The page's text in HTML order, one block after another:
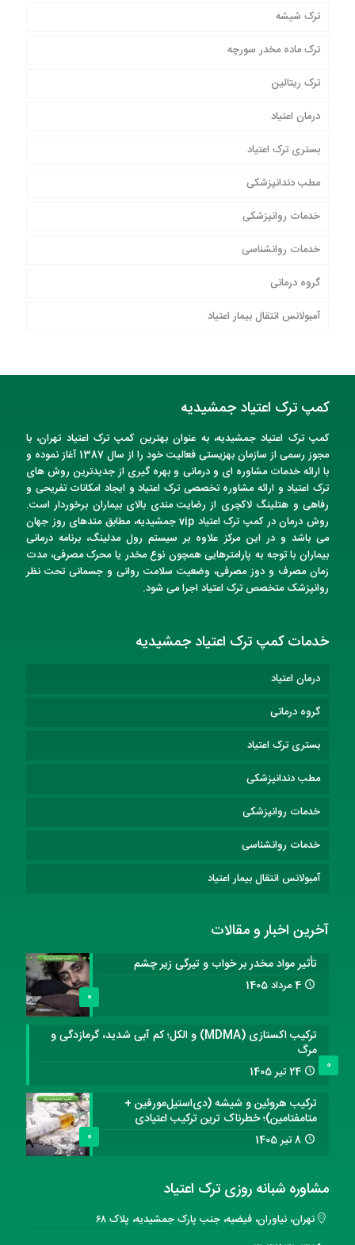
ترک شیشه
ترک ماده مخدر سورچه
ترک ریتالین
درمان اعتیاد
بستری ترک اعتیاد
مطب دندانپزشکی
خدمات روانپزشکی
خدمات روانشناسی
گروه درمانی
آمبولانس انتقال بیمار اعتیاد
کمپ ترک اعتیاد جمشیدیه
کمپ ترک اعتیادجمشیدیه، به عنوانبهترین کمپ ترک اعتیاد تهران، با
مجوز رسمی از سازمان بهزیستی فعالیت خود را از سال 1387 آغاز نموده و
با ارائه خدمات مشاوره ای و درمانی و بهره گیری از جدیدترین روش های
ترک اعتیاد و ارائه مشاوره تخصصی ترک اعتیاد و ایجاد امکانات تفریحی و
رفاهی و هتلینگ لاکچری از رضایت مندی بالای بیماران برخوردار است.
روش درمان در کمپ ترک اعتیاد vip جمشیدیه، مطابق متدهای روز جهان
می باشد و در این مرکز علاوه بر سیستم رول مدلینگ، برنامه درمانی
بیماران با توجه به پارامترهایی همچون نوع مخدر یا محرک مصرفی، مدت
زمان مصرف و دوز مصرفی، وضعیت سلامت روانی و جسمانی تحت نظر
روانپزشک متخصصترک اعتیاداجرا می شود.
خدمات کمپ ترک اعتیاد جمشیدیه
درمان اعتیاد
گروه درمانی
بستری ترک اعتیاد
مطب دندانپزشکی
خدمات روانپزشکی
خدمات روانشناسی
آمبولانس انتقال بیمار اعتیاد
آخرین اخبار و مقالات
0
تأثیر مواد مخدر بر خواب و تیرگی زیر چشم
4 مرداد 1405
0
ترکیب اکستازی (MDMA) و الکل؛ کم آبی شدید، گرمازدگی و
مرگ
24 تیر 1405
0
ترکیب هروئین و شیشه (دی‌استیل‌مورفین +
متامفتامین)؛ خطرناک ترین ترکیب اعتیادی
8 تیر 1405
مشاوره شبانه روزی ترک اعتیاد
تهران، نیاوران، فیضیه، جنب پارک جمشیدیه، پلاک ۶۸